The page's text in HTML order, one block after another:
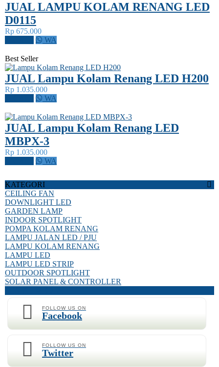
JUAL LAMPU KOLAM RENANG LED
D0115
Rp 675.000
WA
Best Seller
JUAL Lampu Kolam Renang LED H200
Rp 1.035.000
WA
JUAL Lampu Kolam Renang LED
MBPX-3
Rp 1.035.000
WA
KATEGORI
CEILING FAN
DOWNLIGHT LED
GARDEN LAMP
INDOOR SPOTLIGHT
POMPA KOLAM RENANG
LAMPU JALAN LED / PJU
LAMPU KOLAM RENANG
LAMPU LED
LAMPU LED STRIP
OUTDOOR SPOTLIGHT
SOLAR PANEL & CONTROLLER
FOLLOW US ON
Facebook
FOLLOW US ON
Twitter